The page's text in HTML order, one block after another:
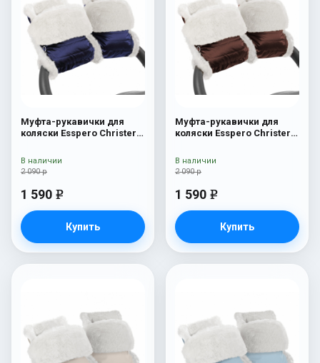
Муфта-рукавички для
коляски Esspero Christer
Cosmic
2 090 р
1 590 e
Купить
В наличии
Муфта-рукавички для
коляски Esspero Christer
Mocca
2 090 р
1 590 e
Купить
В наличии